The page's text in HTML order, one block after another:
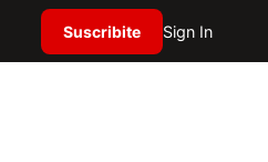
Suscribite Sign In